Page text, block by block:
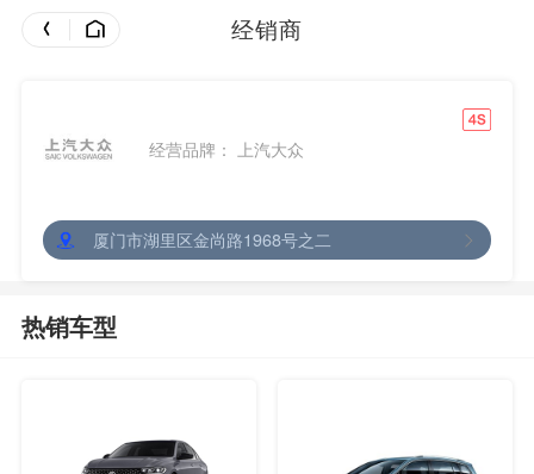
经销商
经营品牌： 上汽大众
厦门市湖里区金尚路1968号之二
热销车型